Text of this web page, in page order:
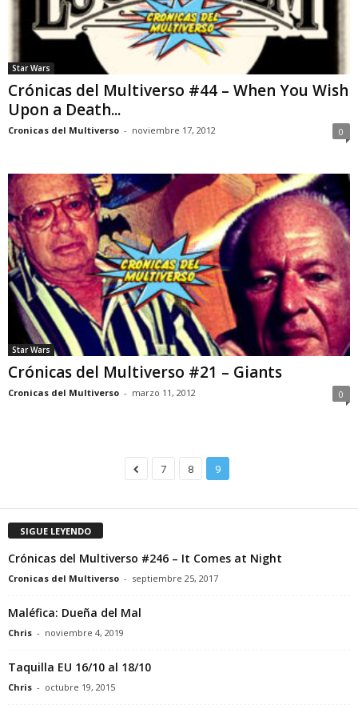
Star Wars
Crónicas del Multiverso #44 – When You Wish
Upon a Death...
Cronicas del Multiverso - noviembre 17, 2012 0
Star Wars
Crónicas del Multiverso #21 – Giants
Cronicas del Multiverso - marzo 11, 2012 0
7 8 9
SIGUE LEYENDO
Crónicas del Multiverso #246 – It Comes at Night
Cronicas del Multiverso - septiembre 25, 2017
Maléfica: Dueña del Mal
Chris - noviembre 4, 2019
Taquilla EU 16/10 al 18/10
Chris - octubre 19, 2015